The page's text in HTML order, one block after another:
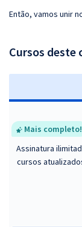
Então, vamos unir
Cursos deste
Mais completo!
Assinatura
cursos